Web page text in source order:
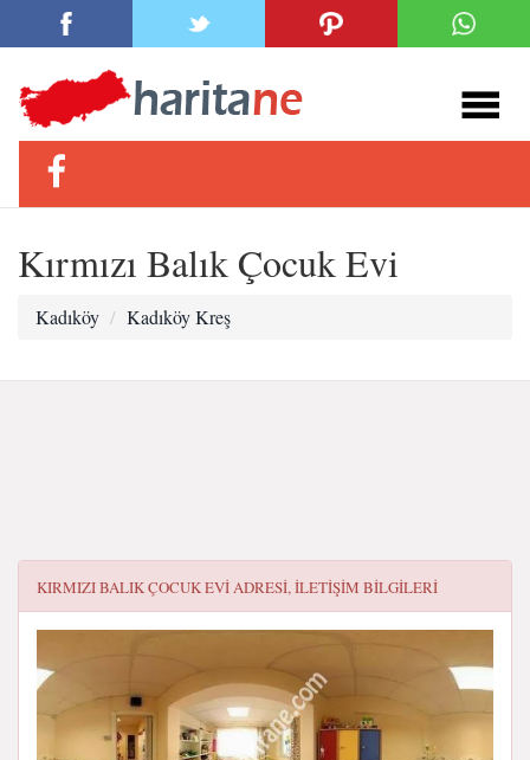
Kırmızı Balık Çocuk Evi
Kadıköy Kadıköy Kreş
KIRMIZI BALIK ÇOCUK EVIADRESI, ILETIŞIM BILGILERI